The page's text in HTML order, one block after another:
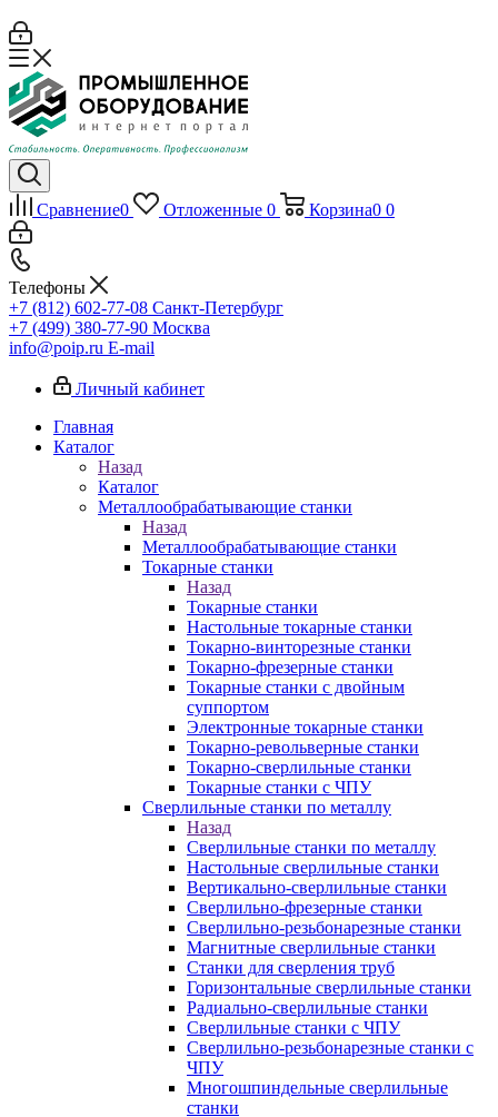
Сравнение0 Отложенные 0 Корзина0 0
Телефоны
+7 (812) 602-77-08 Санкт-Петербург
+7 (499) 380-77-90 Москва
info@poip.ru E-mail
Личный кабинет
Главная
Каталог
Назад
Каталог
Металлообрабатывающие станки
Назад
Металлообрабатывающие станки
Токарные станки
Назад
Токарные станки
Настольные токарные станки
Токарно-винторезные станки
Токарно-фрезерные станки
Токарные станки с двойным
суппортом
Электронные токарные станки
Токарно-револьверные станки
Токарно-сверлильные станки
Токарные станки с ЧПУ
Сверлильные станки по металлу
Назад
Сверлильные станки по металлу
Настольные сверлильные станки
Вертикально-сверлильные станки
Сверлильно-фрезерные станки
Сверлильно-резьбонарезные станки
Магнитные сверлильные станки
Станки для сверления труб
Горизонтальные сверлильные станки
Радиально-сверлильные станки
Сверлильные станки с ЧПУ
Сверлильно-резьбонарезные станки с
ЧПУ
Многошпиндельные сверлильные
станки